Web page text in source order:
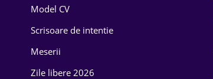
Farma
Model CV
Scrisoare de intentie
Meserii
Zile libere 2026